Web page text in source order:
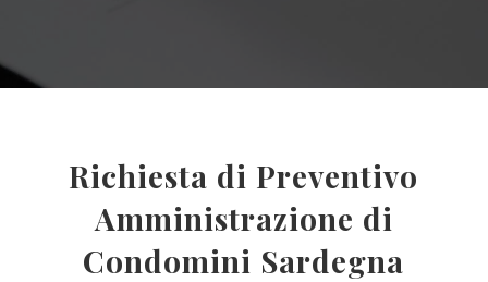
Richiesta di Preventivo
Amministrazione di
Condomini Sardegna